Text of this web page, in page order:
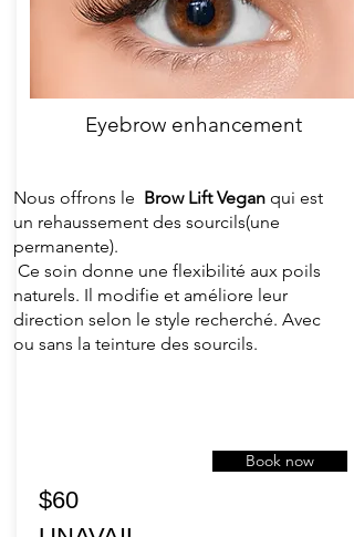
Eyebrow enhancement
$60
Book now
Nous offrons le Brow Lift Vegan ​qui est
un rehaussement des sourcils(une
permanente).
Ce soin donne une flexibilité aux poils
naturels. Il modifie et améliore leur
direction selon le style recherché. Avec
ou sans la teinture des sourcils.